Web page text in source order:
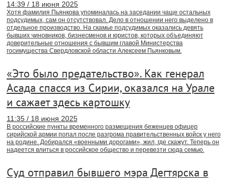
14:39 / 18 июня 2025
Хотя фамилия Пьянкова упоминалась на заседании чаще остальных
подсудимых, сам он отсутствовал. Дело в отношении него выделено в
отдельное производство. На скамье подсудимых оказались девять
бывших чиновников, бизнесменов и юристов, которых объединяют
доверительные отношения с бывшим главой Министерства
госимущества Свердловской области Алексеем Пьянковым.
«Это было предательство». Как генерал
Асада спасся из Сирии, оказался на Урале
и сажает здесь картошку
11:35 / 18 июня 2025
В российские пункты временного размещения беженцев офицер
сирийской армии попал после разгрома правительственных войск у него
на родине. Добирался «военными дорогами», жил, где скажут. Теперь он
надеется влиться в российское общество и перевезти сюда семью.
Суд отправил бывшего мэра Дегтярска в